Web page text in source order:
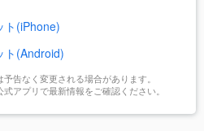
ト(iPhone)
ト(Android)
告なく変更される場合があります。
アプリで最新情報をご確認ください。